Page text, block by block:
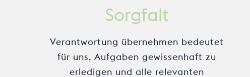
Sorgfalt
Verantwortung übernehmen bedeutet
für uns, Aufgaben gewissenhaft zu
erledigen und alle relevanten